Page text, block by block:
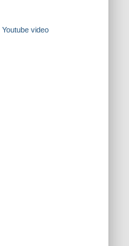
Youtube video